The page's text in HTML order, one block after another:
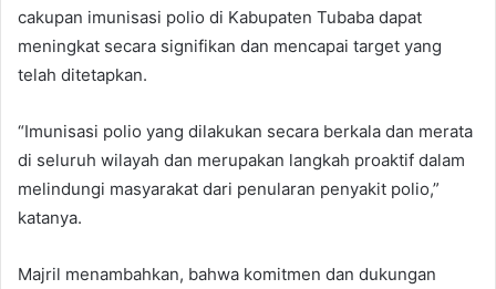
cakupan imunisasi polio di Kabupaten Tubaba dapat
meningkat secara signifikan dan mencapai target yang
telah ditetapkan.
“Imunisasi polio yang dilakukan secara berkala dan merata
di seluruh wilayah dan merupakan langkah proaktif dalam
melindungi masyarakat dari penularan penyakit polio,”
katanya.
Majril menambahkan, bahwa komitmen dan dukungan